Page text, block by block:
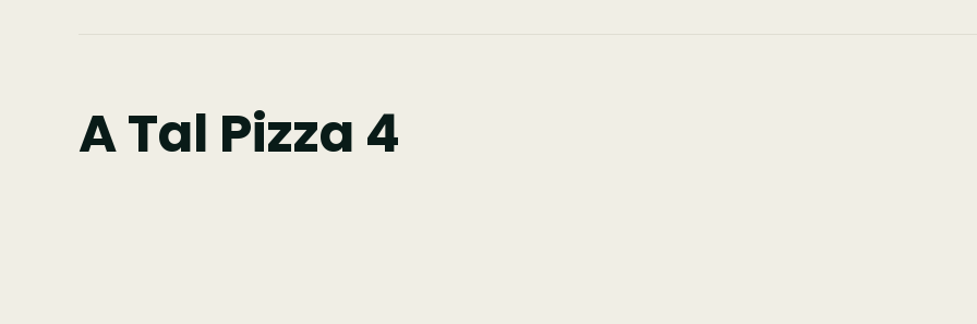
A Tal Pizza 4